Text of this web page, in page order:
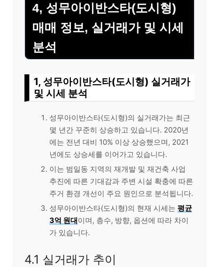
4, 성무아이반스타(도시형)
매매 정보, 실거래가 및 시세
분석
1, 성무아이반스타(도시형) 실거래가
및 시세 분석
성무아이반스타(도시형)의 실거래가는 최근
몇 년간 꾸준히 상승하고 있습니다. 2020년
에는 전년 대비 10% 이상 상승했으며, 2021
년에도 상승세를 이어가고 있습니다.
이는 범일동 지역의 재개발 및 재건축 사업
추진에 따른 기대감과 주변 시설 확충에 따른
주거 환경 개선이 주요 원인으로 분석됩니다.
성무아이반스타(도시형)의 현재 시세는 평균
3억 원대이며, 층수, 방향, 옵션에 따라 차이
가 있습니다.
4.1 실거래가 추이